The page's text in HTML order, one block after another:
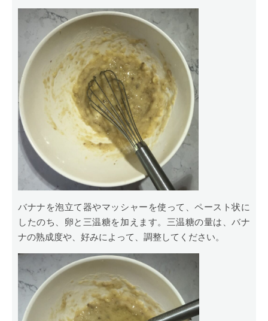
バナナを泡立て器やマッシャーを使って、ペースト状に
したのち、卵と三温糖を加えます。三温糖の量は、バナ
ナの熟成度や、好みによって、調整してください。